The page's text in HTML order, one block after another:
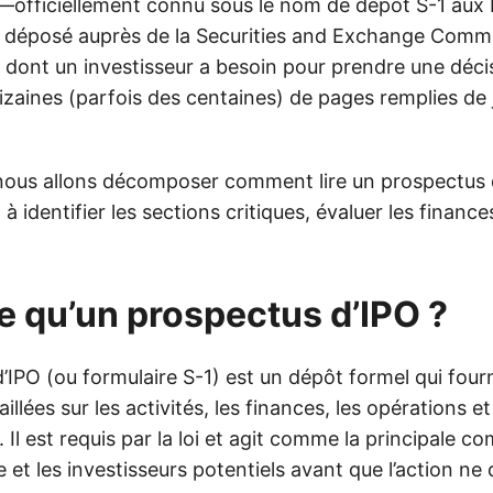
connu sous le nom de dépôt S-1 aux
auprès de la Securities and Exchange
un investisseur a besoin pour prendre une
(parfois des centaines) de pages remplies
allons décomposer comment lire un prospectus
identifier les sections critiques, évaluer les
qu’un prospectus d’IPO ?
(ou formulaire S-1) est un dépôt formel qui
sur les activités, les finances, les opérations
Il est requis par la loi et agit comme la principale
et les investisseurs potentiels avant que l’action ne